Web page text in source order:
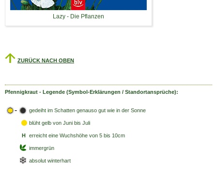
Lazy - Die Pflanzen
ZURÜCK NACH OBEN
Pfennigkraut - Legende (Symbol-Erklärungen / Standortansprüche):
- gedeiht im Schatten genauso gut wie in der Sonne
blüht gelb von Juni bis Juli
H erreicht eine Wuchshöhe von 5 bis 10cm
immergrün
absolut winterhart